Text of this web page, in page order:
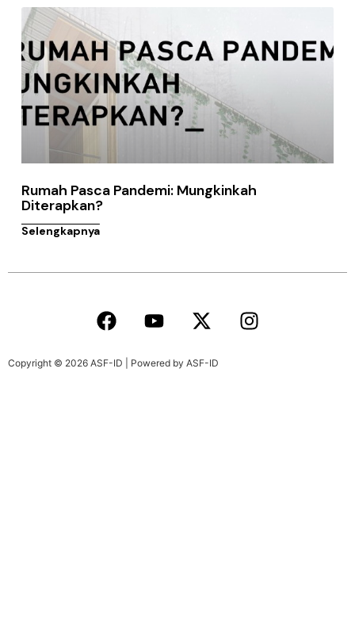
Rumah Pasca Pandemi: Mungkinkah
Diterapkan?
Selengkapnya
Copyright © 2026 ASF-ID | Powered by ASF-ID